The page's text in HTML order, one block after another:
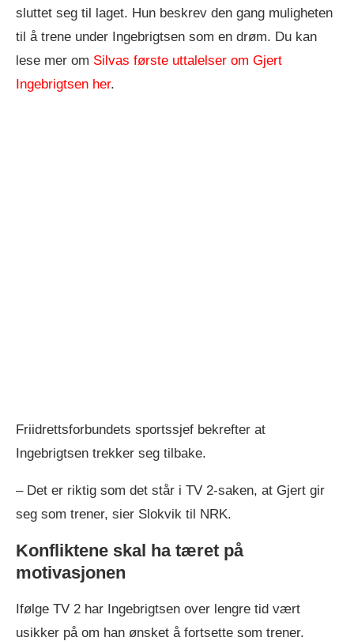
sluttet seg til laget. Hun beskrev den gang muligheten
til å trene under Ingebrigtsen som en drøm. Du kan
lese mer om Silvas første uttalelser om Gjert
Ingebrigtsen her.
Friidrettsforbundets sportssjef bekrefter at
Ingebrigtsen trekker seg tilbake.
– Det er riktig som det står i TV 2-saken, at Gjert gir
seg som trener, sier Slokvik til NRK.
Konfliktene skal ha tæret på
motivasjonen
Ifølge TV 2 har Ingebrigtsen over lengre tid vært
usikker på om han ønsket å fortsette som trener.